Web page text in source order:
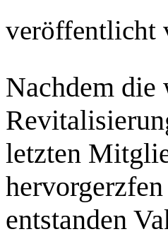
veröffentlicht
Nachdem die
letzten
entstanden